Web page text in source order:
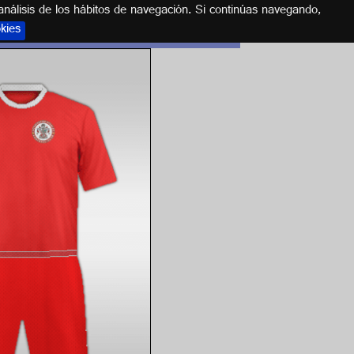
de los hábitos de navegación. Si continúas navegando,